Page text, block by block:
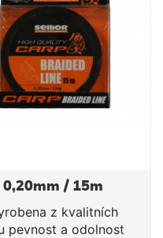
/ 15m
z kvalitních
pevnost a odolnost